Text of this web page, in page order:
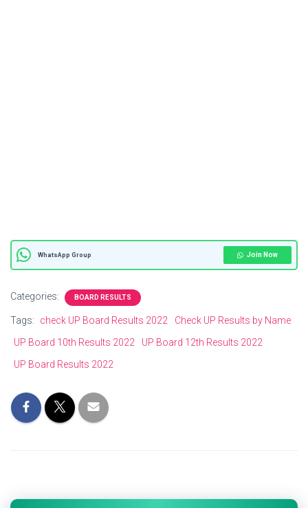
WhatsApp Group Join Now
Categories: BOARD RESULTS
Tags: check UP Board Results 2022
Check UP Results by Name
UP Board 10th Results 2022
UP Board 12th Results 2022
UP Board Results 2022